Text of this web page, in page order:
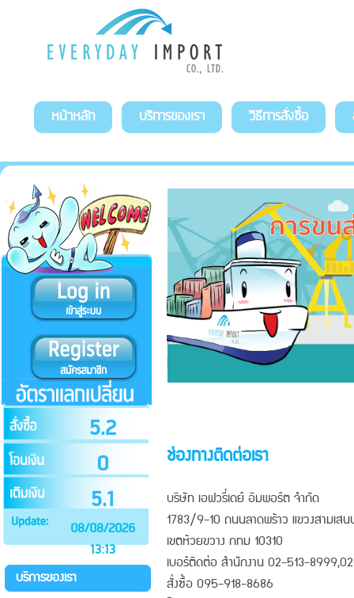
หน้าหลัก บริการของเรา วิธีการสั่งซื้อ
5.2
0
5.1
08/08/2026
13:13
บริการของเรา
ช่องทางติดต่อเรา
บริษัท เอฟวรี่เดย์ อิมพอร์ต จำกัด
1783/9-10 ถนนลาดพร้าว แขวงสามเส
เขตห้วยขวาง กทม 10310
เบอร์ติดต่อ สำนักงาน 02-513-
สั่งซื้อ 095-918-8686